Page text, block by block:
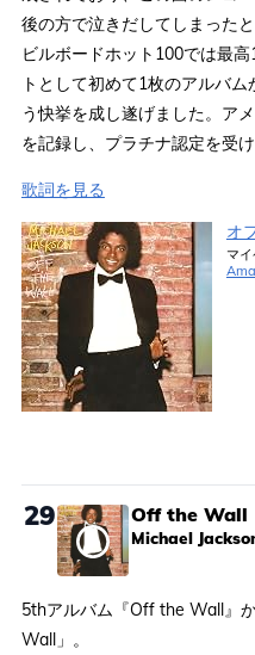
後の方で泣きだしてしまった
ビルボードホット100では最
トとして初めて1枚のアルバ
う快挙を成し遂げました。ア
を記録し、プラチナ認定を受け
歌詞を見る
オ
マ
29 Off the Wall
Michael
5thアルバム『Off the Wall』
Wall」。